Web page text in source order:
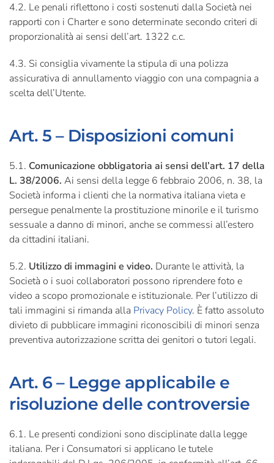
4.2. Le penali riflettono i costi sostenuti dalla Società nei
rapporti con i Charter e sono determinate secondo criteri di
proporzionalità ai sensi dell’art. 1322 c.c.
4.3. Si consiglia vivamente la stipula di una polizza
assicurativa di annullamento viaggio con una compagnia a
scelta dell’Utente.
Art. 5 – Disposizioni comuni
5.1. Comunicazione obbligatoria ai sensi dell’art. 17 della
L. 38/2006. Ai sensi della legge 6 febbraio 2006, n. 38, la
Società informa i clienti che la normativa italiana vieta e
persegue penalmente la prostituzione minorile e il turismo
sessuale a danno di minori, anche se commessi all’estero
da cittadini italiani.
5.2. Utilizzo di immagini e video. Durante le attività, la
Società o i suoi collaboratori possono riprendere foto e
video a scopo promozionale e istituzionale. Per l’utilizzo di
tali immagini si rimanda alla Privacy Policy. È fatto assoluto
divieto di pubblicare immagini riconoscibili di minori senza
preventiva autorizzazione scritta dei genitori o tutori legali.
Art. 6 – Legge applicabile e
risoluzione delle controversie
6.1. Le presenti condizioni sono disciplinate dalla legge
italiana. Per i Consumatori si applicano le tutele